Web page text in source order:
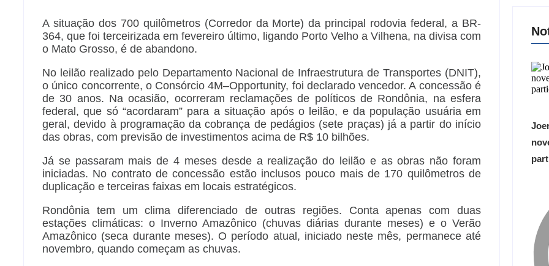
A situação dos 700 quilômetros (Corredor da Morte) da principal rodovia federal, a BR-
364, que foi terceirizada em fevereiro último, ligando Porto Velho a Vilhena, na divisa com
o Mato Grosso, é de abandono.
No leilão realizado pelo Departamento Nacional de Infraestrutura de Transportes (DNIT),
o único concorrente, o Consórcio 4M–Opportunity, foi declarado vencedor. A concessão é
de 30 anos. Na ocasião, ocorreram reclamações de políticos de Rondônia, na esfera
federal, que só “acordaram” para a situação após o leilão, e da população usuária em
geral, devido à programação da cobrança de pedágios (sete praças) já a partir do início
das obras, com previsão de investimentos acima de R$ 10 bilhões.
Já se passaram mais de 4 meses desde a realização do leilão e as obras não foram
iniciadas. No contrato de concessão estão inclusos pouco mais de 170 quilômetros de
duplicação e terceiras faixas em locais estratégicos.
Rondônia tem um clima diferenciado de outras regiões. Conta apenas com duas
estações climáticas: o Inverno Amazônico (chuvas diárias durante meses) e o Verão
Amazônico (seca durante meses). O período atual, iniciado neste mês, permanece até
novembro, quando começam as chuvas.